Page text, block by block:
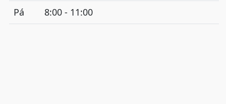
Pá
8:00 - 11:00